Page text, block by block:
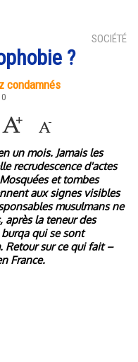
SOCIÉTÉ
?
condamnés
un mois. Jamais les
recrudescence d'actes
et tombes
aux signes visibles
musulmans ne
après la teneur des
qui se sont
Retour sur ce qui fait –
France.